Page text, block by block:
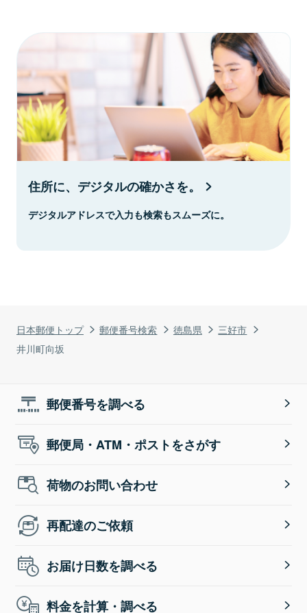
日本郵便トップ 郵便番号検索 徳島県
三好市
井川町向坂
住所に、デジタルの確かさを。
デジタルアドレスで入力も検索もスムーズに。
郵便番号を調べる
郵便局・ATM・ポストをさがす
荷物のお問い合わせ
再配達のご依頼
お届け日数を調べる
料金を計算・調べる